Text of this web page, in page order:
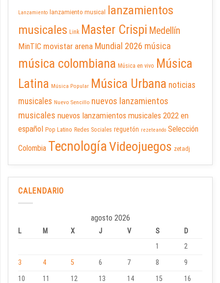
Lanzamiento lanzamiento musical
lanzamientos
musicales Link Master Crispi Medellín
MinTIC movistar arena Mundial 2026 música
música colombiana Música en vivo Música
Latina Música Popular Música Urbana noticias
musicales Nuevo Sencillo nuevos lanzamientos
musicales nuevos lanzamientos musicales 2022 en
español Pop Latino Redes Sociales reguetón rezeteando Selección
Colombia TecnologíaVideojuegos zetadj
CALENDARIO
agosto 2026
L M X J V S
D
1
2
3
4 5 6 7 8
9
10
11 12 13 14 15
16